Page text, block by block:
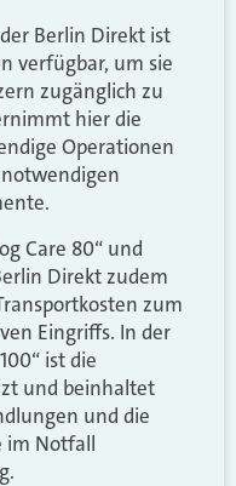
Berlin Direkt ist
verfügbar, um sie
zugänglich zu
hier die
Operationen
Care 80“ und
Direkt zudem
zum
Eingriffs. In der
ist die
und beinhaltet
und die
im Notfall